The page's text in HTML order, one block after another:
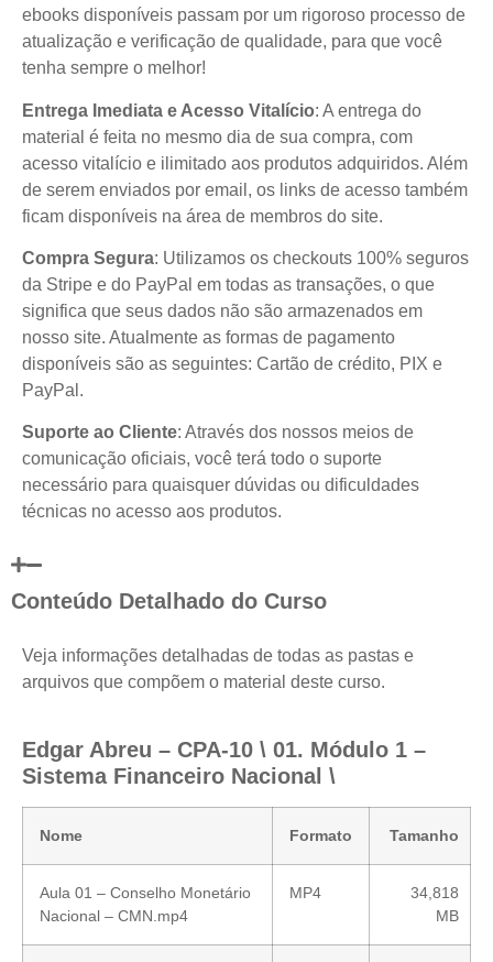
ebooks disponíveis passam por um rigoroso processo de
atualização e verificação de qualidade, para que você
tenha sempre o melhor!
Entrega Imediata e Acesso Vitalício: A entrega do
material é feita no mesmo dia de sua compra, com
acesso vitalício e ilimitado aos produtos adquiridos. Além
de serem enviados por email, os links de acesso também
ficam disponíveis na área de membros do site.
Compra Segura: Utilizamos os checkouts 100% seguros
da Stripe e do PayPal em todas as transações, o que
significa que seus dados não são armazenados em
nosso site. Atualmente as formas de pagamento
disponíveis são as seguintes: Cartão de crédito, PIX e
PayPal.
Suporte ao Cliente: Através dos nossos meios de
comunicação oficiais, você terá todo o suporte
necessário para quaisquer dúvidas ou dificuldades
técnicas no acesso aos produtos.
Conteúdo Detalhado do Curso
Veja informações detalhadas de todas as pastas e
arquivos que compõem o material deste curso.
Edgar Abreu – CPA-10 \ 01. Módulo 1 –
Sistema Financeiro Nacional \
Nome Formato Tamanho
Aula 01 – Conselho Monetário
Nacional – CMN.mp4
MP4
34,818
MB